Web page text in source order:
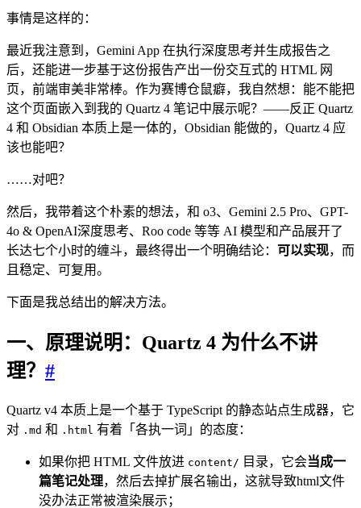
事情是这样的：
最近我注意到，Gemini App 在执行深度思考并生成报告之
后，还能进一步基于这份报告产出一份交互式的 HTML 网
页，前端审美非常棒。作为赛博仓鼠癖，我自然想：能不能把
这个页面嵌入到我的 Quartz 4 笔记中展示呢？——反正 Quartz
4 和 Obsidian 本质上是一体的，Obsidian 能做的，Quartz 4 应
该也能吧？
……对吧？
然后，我带着这个朴素的想法，和 o3、Gemini 2.5 Pro、GPT-
4o & OpenAI深度思考、Roo code 等等 AI 模型和产品展开了
长达七个小时的缠斗，最终得出一个明确结论： 可以实现，而
且稳定、可复用。
下面是我总结出的解决方法。
一、原理说明：Quartz 4 为什么不讲
理？ #
Quartz v4 本质上是一个基于 TypeScript 的静态站点生成器，它
对 .md 和 .html 有着「各执一词」的态度：
如果你把 HTML 文件放进 content/ 目录，它会当成一
篇笔记处理，然后去掉扩展名输出，这就导致html文件
没办法正常被渲染展示；